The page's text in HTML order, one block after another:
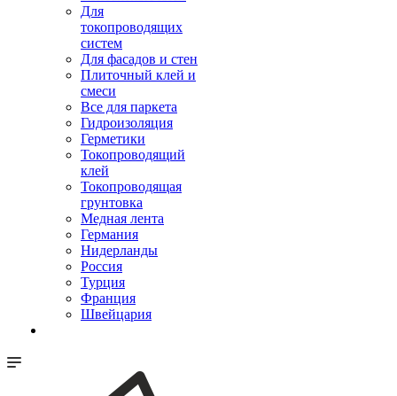
Для
токопроводящих
систем
Для фасадов и стен
Плиточный клей и
смеси
Все для паркета
Гидроизоляция
Герметики
Токопроводящий
клей
Токопроводящая
грунтовка
Медная лента
Германия
Нидерланды
Россия
Турция
Франция
Швейцария